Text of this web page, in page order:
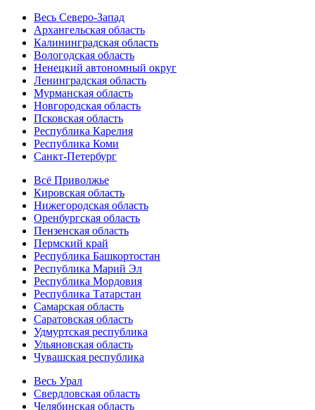
Весь Северо-Запад
Архангельская область
Калининградская область
Вологодская область
Ненецкий автономный округ
Ленинградская область
Мурманская область
Новгородская область
Псковская область
Республика Карелия
Республика Коми
Санкт-Петербург
Всё Приволжье
Кировская область
Нижегородская область
Оренбургская область
Пензенская область
Пермский край
Республика Башкортостан
Республика Марий Эл
Республика Мордовия
Республика Татарстан
Самарская область
Саратовская область
Удмуртская республика
Ульяновская область
Чувашская республика
Весь Урал
Свердловская область
Челябинская область